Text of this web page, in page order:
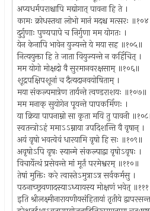
अप्यधर्मपराश्चापि मद्योगात् पावना हि ते ।
कामः क्रोधस्तथा लोभो मानं मदश्च मत्सरः
दुर्गुणाः पुण्यपापे च निर्गुणा मम योगतः ।
येन केनापि भावेन युज्यन्ते ये मया सह ॥१०५॥
नित्ययुक्ता हि ते जाता वियुज्यन्ते न कर्हिचित् ।
मम योगो मोक्षदो वै सुरमानवरक्षसाम् ॥१०६॥
शूद्रपक्षिपशूनां च दैत्यदानवयोषिताम् ।
मया संकल्पमात्रेण तार्यन्ते त्वण्डराशयः ॥१०७॥
मम मनाक् सुयोगेन पूयन्ते पापकर्मिणः ।
या क्रिया पापनाम्नो सा कृता मयि तु पावनी
स्वतन्त्रोऽहं ममाऽऽम्नाया उपदिशन्ति वै वृषान् ।
अयं वृषो भवत्वेवं धारयामि वृषो हि सः ॥१०९॥
अवृषोऽपि वृषः स्यान्मे संकल्पाद्वा वृषोऽवृषः ।
विचार्येत्थं प्रसेवन्ते मां मूर्तं परमेश्वरम् ॥११०॥
तेषां मुक्तिः करे त्वास्तेऽमुत्राऽत्र सर्वकर्मसु ।
पठनाच्छ्रवणादस्याऽध्यायस्य मोक्षणं भवेत्
इति श्रीलक्ष्मीनारायणीयसंहितायां तृतीये